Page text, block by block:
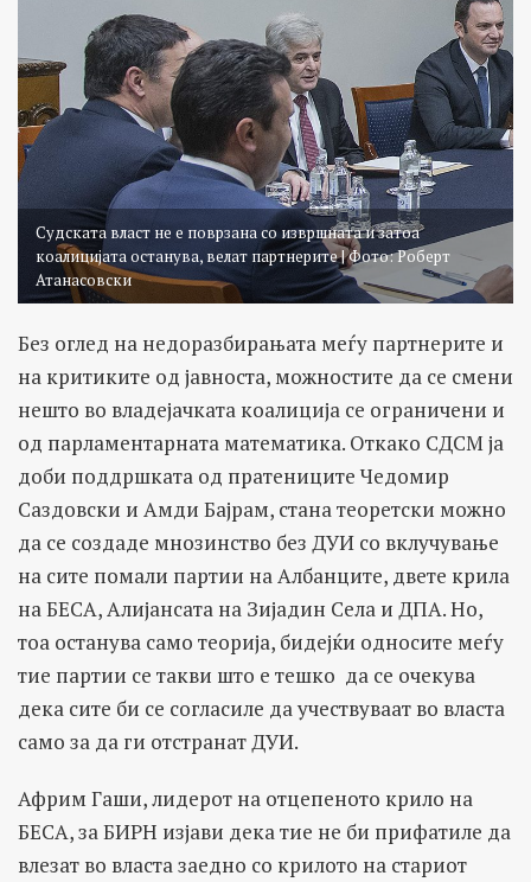
Судската власт не е поврзана со извршната и затоа
коалицијата останува, велат партнерите | Фото: Роберт
Атанасовски
Без оглед на недоразбирањата меѓу партнерите и
на критиките од јавноста, можностите да се смени
нешто во владејачката коалиција се ограничени и
од парламентарната математика. Откако СДСМ ја
доби поддршката од пратениците Чедомир
Саздовски и Амди Бајрам, стана теоретски можно
да се создаде мнозинство без ДУИ со вклучување
на сите помали партии на Албанците, двете крила
на БЕСА, Алијансата на Зијадин Села и ДПА. Но,
тоа останува само теорија, бидејќи односите меѓу
тие партии се такви што е тешко да се очекува
дека сите би се согласиле да учествуваат во власта
само за да ги отстранат ДУИ.
Африм Гаши, лидерот на отцепеното крило на
БЕСА, за БИРН изјави дека тие не би прифатиле да
влезат во власта заедно со крилото на стариот